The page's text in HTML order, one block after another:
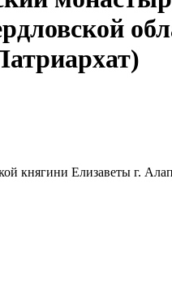
княгини Елизаветы г.